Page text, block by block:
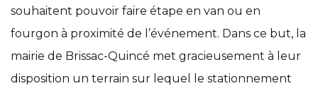
souhaitent pouvoir faire étape en van ou en
fourgon à proximité de l’événement. Dans ce but, la
mairie de Brissac-Quincé met gracieusement à leur
disposition un terrain sur lequel le stationnement